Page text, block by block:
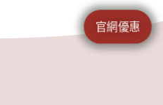
官網優惠